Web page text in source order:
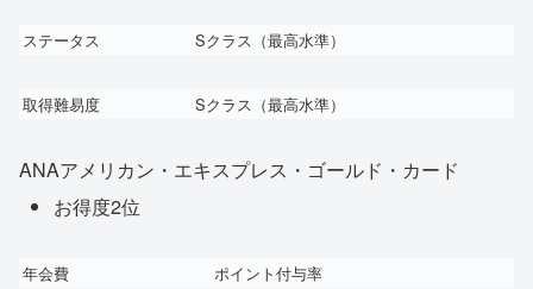
ステータス Sクラス（最高水準）
取得難易度 Sクラス（最高水準）
ANAアメリカン・エキスプレス・ゴールド・カード
お得度2位
年会費
ポイント付与率